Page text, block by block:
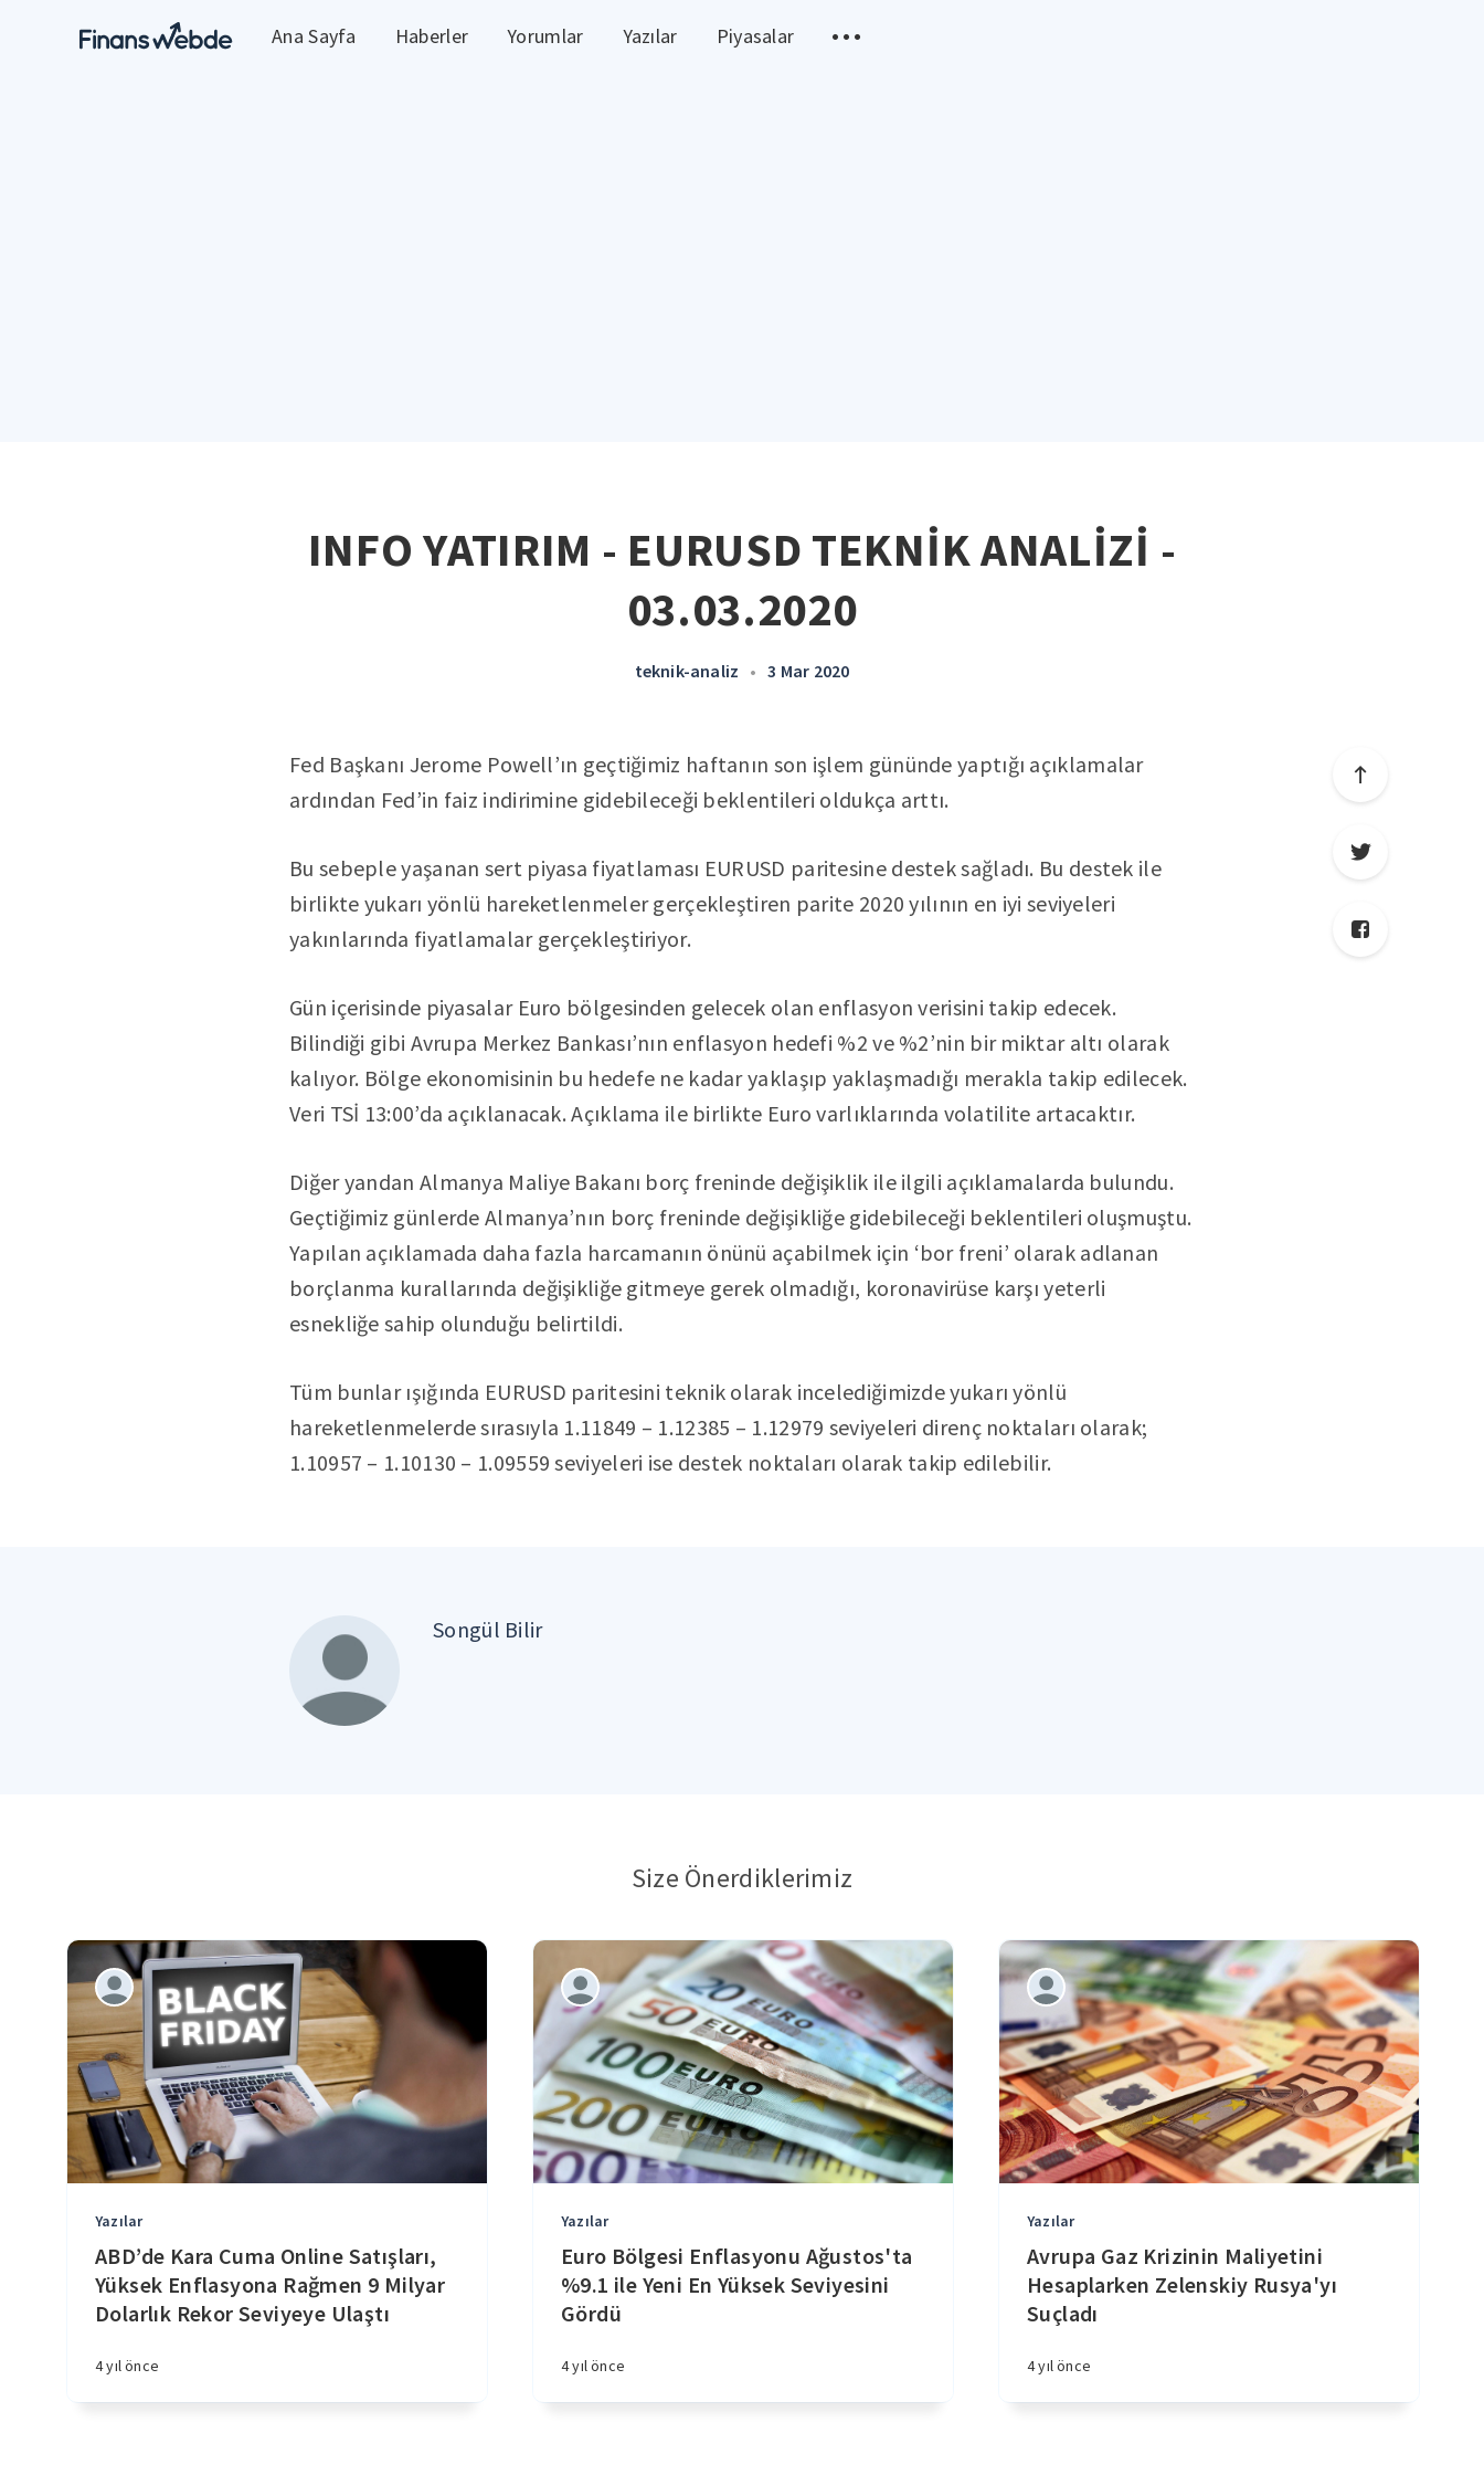
Ana Sayfa Haberler Yorumlar Yazılar Piyasalar
INFO YATIRIM - EURUSD TEKNİK ANALİZİ -
03.03.2020
teknik-analiz • 3 Mar 2020
Fed Başkanı Jerome Powell’ın geçtiğimiz haftanın son işlem gününde yaptığı açıklamalar
ardından Fed’in faiz indirimine gidebileceği beklentileri oldukça arttı.
Bu sebeple yaşanan sert piyasa fiyatlaması EURUSD paritesine destek sağladı. Bu destek ile
birlikte yukarı yönlü hareketlenmeler gerçekleştiren parite 2020 yılının en iyi seviyeleri
yakınlarında fiyatlamalar gerçekleştiriyor.
Gün içerisinde piyasalar Euro bölgesinden gelecek olan enflasyon verisini takip edecek.
Bilindiği gibi Avrupa Merkez Bankası’nın enflasyon hedefi %2 ve %2’nin bir miktar altı olarak
kalıyor. Bölge ekonomisinin bu hedefe ne kadar yaklaşıp yaklaşmadığı merakla takip edilecek.
Veri TSİ 13:00’da açıklanacak. Açıklama ile birlikte Euro varlıklarında volatilite artacaktır.
Diğer yandan Almanya Maliye Bakanı borç freninde değişiklik ile ilgili açıklamalarda bulundu.
Geçtiğimiz günlerde Almanya’nın borç freninde değişikliğe gidebileceği beklentileri oluşmuştu.
Yapılan açıklamada daha fazla harcamanın önünü açabilmek için ‘bor freni’ olarak adlanan
borçlanma kurallarında değişikliğe gitmeye gerek olmadığı, koronavirüse karşı yeterli
esnekliğe sahip olunduğu belirtildi.
Tüm bunlar ışığında EURUSD paritesini teknik olarak incelediğimizde yukarı yönlü
hareketlenmelerde sırasıyla 1.11849 – 1.12385 – 1.12979 seviyeleri direnç noktaları olarak;
1.10957 – 1.10130 – 1.09559 seviyeleri ise destek noktaları olarak takip edilebilir.
Songül Bilir
Size Önerdiklerimiz
Yazılar
ABD’de Kara Cuma Online Satışları,
Yüksek Enflasyona Rağmen 9 Milyar
Dolarlık Rekor Seviyeye Ulaştı
4 yıl önce
Yazılar
Euro Bölgesi Enflasyonu Ağustos'ta
%9.1 ile Yeni En Yüksek Seviyesini
Gördü
4 yıl önce
Yazılar
Avrupa Gaz Krizinin Maliyetini
Hesaplarken Zelenskiy Rusya'yı
Suçladı
4 yıl önce